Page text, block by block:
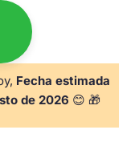
Fecha estimada
de 2026 😊 🎁